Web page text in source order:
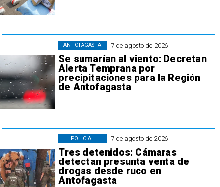
7 de agosto de 2026
Se sumarían al viento: Decretan
Alerta Temprana por
precipitaciones para la Región
de Antofagasta
ANTOFAGASTA
7 de agosto de 2026
Tres detenidos: Cámaras
detectan presunta venta de
drogas desde ruco en
Antofagasta
POLICIAL